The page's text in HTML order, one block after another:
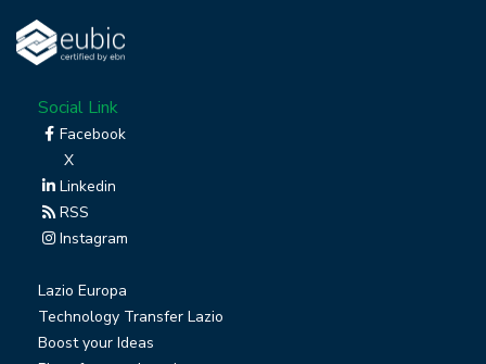
Social Link
Facebook
X
Linkedin
RSS
Instagram
Lazio Europa
Technology Transfer Lazio
Boost your Ideas